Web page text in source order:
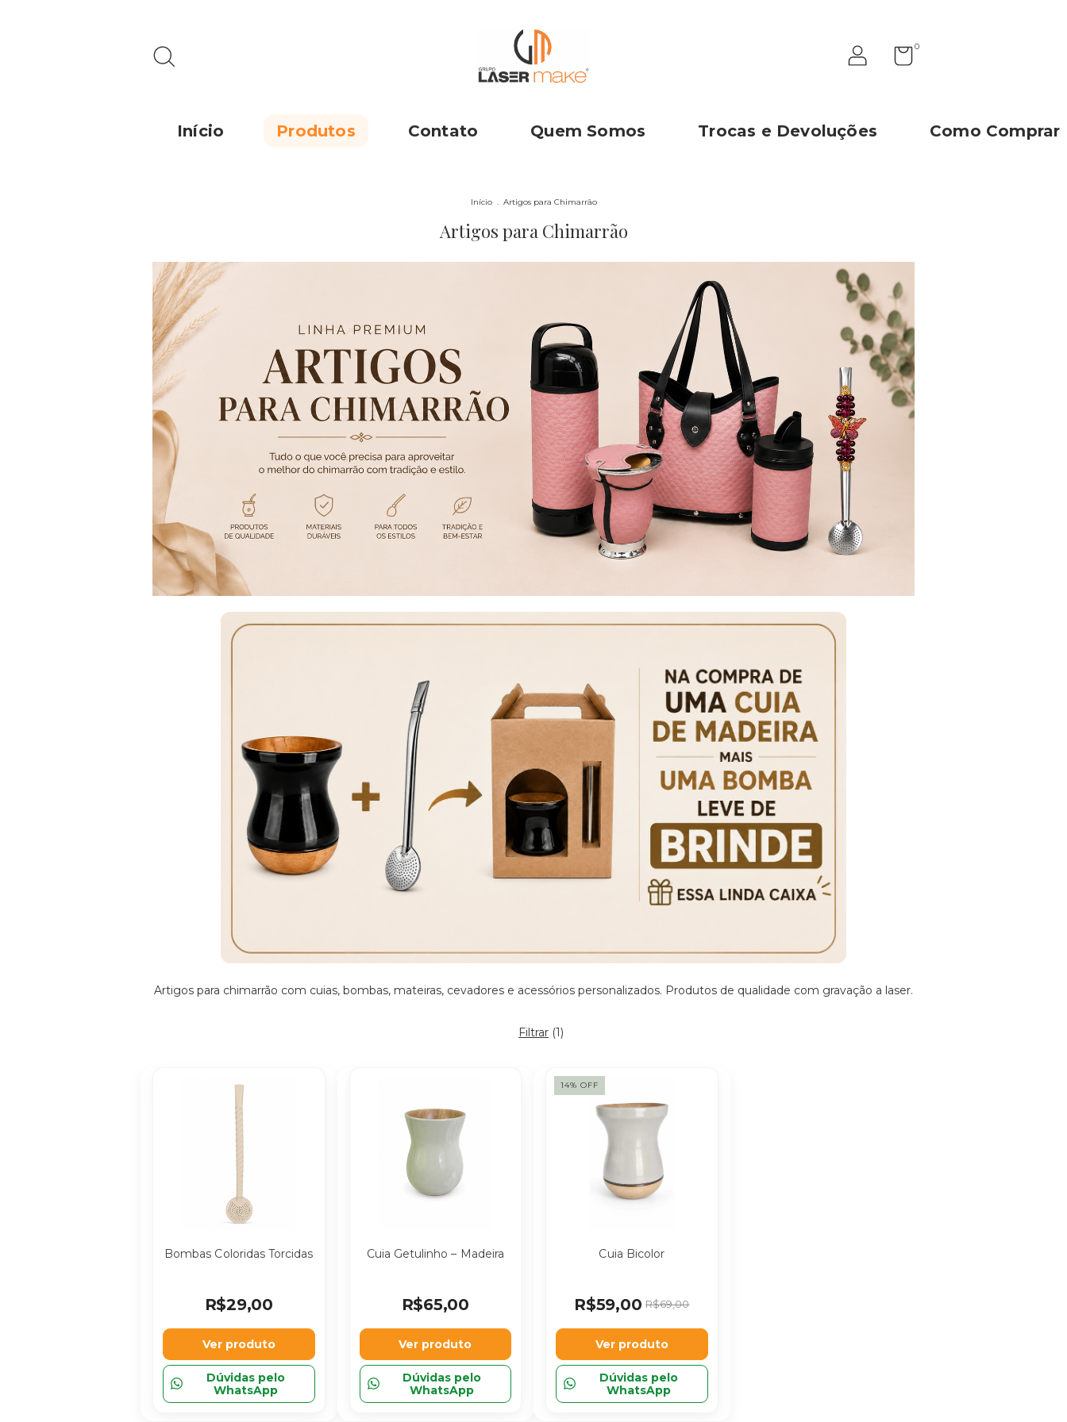
0
Início Produtos Contato Quem Somos Trocas e Devoluções Como Comprar
Início . Artigos para Chimarrão
Artigos para Chimarrão
Artigos para chimarrão com cuias, bombas, mateiras, cevadores e acessórios personalizados. Produtos de qualidade com gravação a laser.
Filtrar (1)
Bombas Coloridas Torcidas
R$29,00
Ver produto
Dúvidas pelo
WhatsApp
Cuia Getulinho – Madeira
R$65,00
Ver produto
Dúvidas pelo
WhatsApp
14% OFF
Cuia Bicolor
R$59,00 R$69,00
Ver produto
Dúvidas pelo
WhatsApp